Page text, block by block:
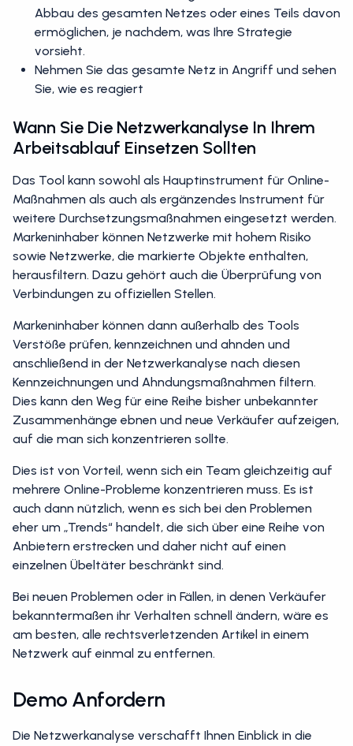
Abbau des gesamten Netzes oder eines Teils davon
ermöglichen, je nachdem, was Ihre Strategie
vorsieht.
Nehmen Sie das gesamte Netz in Angriff und sehen
Sie, wie es reagiert
Wann Sie Die Netzwerkanalyse In Ihrem
Arbeitsablauf Einsetzen Sollten
Das Tool kann sowohl als Hauptinstrument für Online-
Maßnahmen als auch als ergänzendes Instrument für
weitere Durchsetzungsmaßnahmen eingesetzt werden.
Markeninhaber können Netzwerke mit hohem Risiko
sowie Netzwerke, die markierte Objekte enthalten,
herausfiltern. Dazu gehört auch die Überprüfung von
Verbindungen zu offiziellen Stellen.
Markeninhaber können dann außerhalb des Tools
Verstöße prüfen, kennzeichnen und ahnden und
anschließend in der Netzwerkanalyse nach diesen
Kennzeichnungen und Ahndungsmaßnahmen filtern.
Dies kann den Weg für eine Reihe bisher unbekannter
Zusammenhänge ebnen und neue Verkäufer aufzeigen,
auf die man sich konzentrieren sollte.
Dies ist von Vorteil, wenn sich ein Team gleichzeitig auf
mehrere Online-Probleme konzentrieren muss. Es ist
auch dann nützlich, wenn es sich bei den Problemen
eher um „Trends“ handelt, die sich über eine Reihe von
Anbietern erstrecken und daher nicht auf einen
einzelnen Übeltäter beschränkt sind.
Bei neuen Problemen oder in Fällen, in denen Verkäufer
bekanntermaßen ihr Verhalten schnell ändern, wäre es
am besten, alle rechtsverletzenden Artikel in einem
Netzwerk auf einmal zu entfernen.
Demo Anfordern
Die Netzwerkanalyse verschafft Ihnen Einblick in die